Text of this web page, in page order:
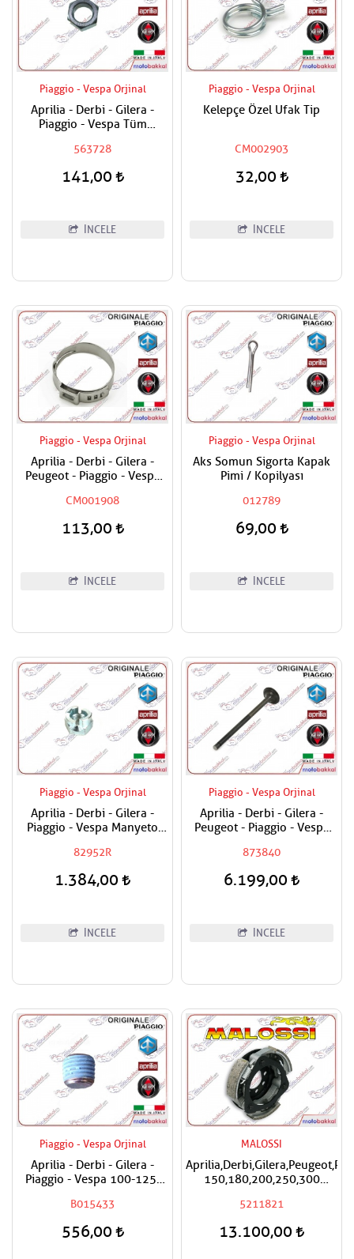
Piaggio - Vespa Orjinal
Aprilia - Derbi - Gilera -
Piaggio - Vespa Tüm
Tekerlek Somunu
563728
141,00
İNCELE
Piaggio - Vespa Orjinal
Kelepçe Özel Ufak Tip
CM002903
32,00
İNCELE
Piaggio - Vespa Orjinal
Aprilia - Derbi - Gilera -
Peugeot - Piaggio - Vespa
Kelepçesi
CM001908
113,00
İNCELE
Piaggio - Vespa Orjinal
Aks Somun Sigorta Kapak
Pimi / Kopilyası
012789
69,00
İNCELE
Piaggio - Vespa Orjinal
Aprilia - Derbi - Gilera -
Piaggio - Vespa Manyeto
82952R
1.384,00
İNCELE
Piaggio - Vespa Orjinal
Aprilia - Derbi - Gilera -
Peugeot - Piaggio - Vespa
Adet Fiyat
873840
6.199,00
İNCELE
Piaggio - Vespa Orjinal
Aprilia - Derbi - Gilera -
Piaggio - Vespa 100-125-
500-800-850 Karter Tapası
B015433
556,00
MALOSSI
150,180,200,250,300
Debriyaj Balatası
5211821
13.100,00